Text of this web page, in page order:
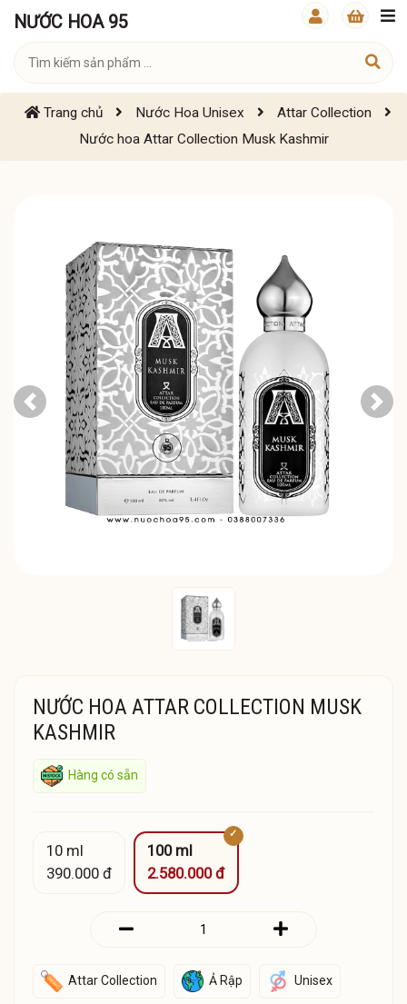
NƯỚC HOA 95
Trang chủ Nước Hoa Unisex
Attar Collection
Nước hoa Attar Collection Musk Kashmir
Previous Next
NƯỚC HOA ATTAR COLLECTION MUSK
KASHMIR
Hàng có sẵn
10 ml
390.000 đ
100 ml
2.580.000 đ
Attar Collection Ả Rập Unisex